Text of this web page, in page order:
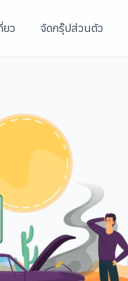
ยว จัดกรุ๊ปส่วนตัว